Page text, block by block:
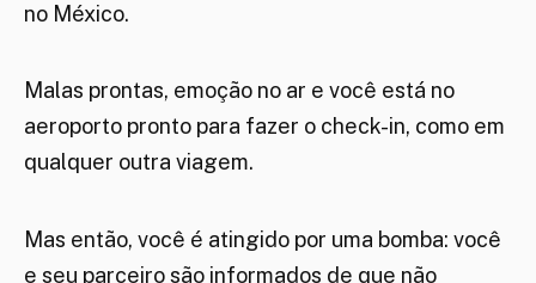
no México.
Malas prontas, emoção no ar e você está no
aeroporto pronto para fazer o check-in, como em
qualquer outra viagem.
Mas então, você é atingido por uma bomba: você
e seu parceiro são informados de que não